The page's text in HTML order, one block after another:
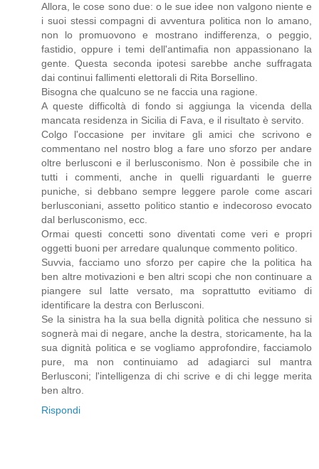
Allora, le cose sono due: o le sue idee non valgono niente e
i suoi stessi compagni di avventura politica non lo amano,
non lo promuovono e mostrano indifferenza, o peggio,
fastidio, oppure i temi dell'antimafia non appassionano la
gente. Questa seconda ipotesi sarebbe anche suffragata
dai continui fallimenti elettorali di Rita Borsellino.
Bisogna che qualcuno se ne faccia una ragione.
A queste difficoltà di fondo si aggiunga la vicenda della
mancata residenza in Sicilia di Fava, e il risultato è servito.
Colgo l'occasione per invitare gli amici che scrivono e
commentano nel nostro blog a fare uno sforzo per andare
oltre berlusconi e il berlusconismo. Non è possibile che in
tutti i commenti, anche in quelli riguardanti le guerre
puniche, si debbano sempre leggere parole come ascari
berlusconiani, assetto politico stantio e indecoroso evocato
dal berlusconismo, ecc.
Ormai questi concetti sono diventati come veri e propri
oggetti buoni per arredare qualunque commento politico.
Suvvia, facciamo uno sforzo per capire che la politica ha
ben altre motivazioni e ben altri scopi che non continuare a
piangere sul latte versato, ma soprattutto evitiamo di
identificare la destra con Berlusconi.
Se la sinistra ha la sua bella dignità politica che nessuno si
sognerà mai di negare, anche la destra, storicamente, ha la
sua dignità politica e se vogliamo approfondire, facciamolo
pure, ma non continuiamo ad adagiarci sul mantra
Berlusconi; l'intelligenza di chi scrive e di chi legge merita
ben altro.
Rispondi